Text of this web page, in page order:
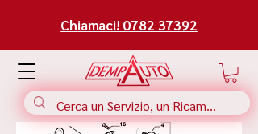
Chiamaci! 0782 37392